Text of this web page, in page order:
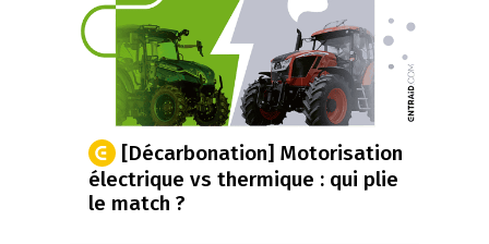
[Décarbonation] Motorisation
électrique vs thermique : qui plie
le match ?